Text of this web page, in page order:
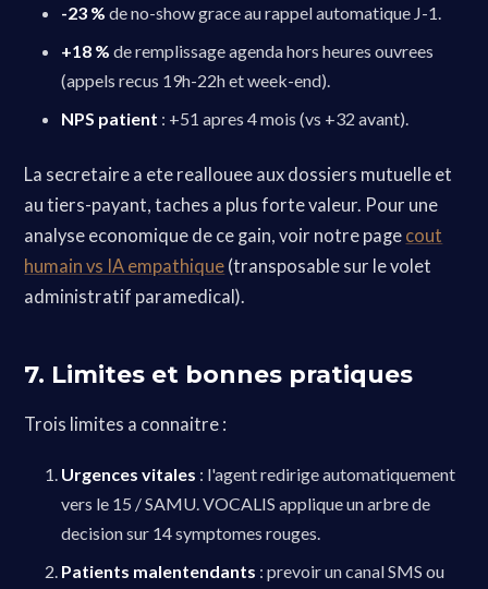
-23 % de no-show grace au rappel automatique J-1.
+18 % de remplissage agenda hors heures ouvrees
(appels recus 19h-22h et week-end).
NPS patient : +51 apres 4 mois (vs +32 avant).
La secretaire a ete reallouee aux dossiers mutuelle et
au tiers-payant, taches a plus forte valeur. Pour une
analyse economique de ce gain, voir notre page cout
humain vs IA empathique (transposable sur le volet
administratif paramedical).
7. Limites et bonnes pratiques
Trois limites a connaitre :
Urgences vitales : l'agent redirige automatiquement
vers le 15 / SAMU. VOCALIS applique un arbre de
decision sur 14 symptomes rouges.
Patients malentendants : prevoir un canal SMS ou